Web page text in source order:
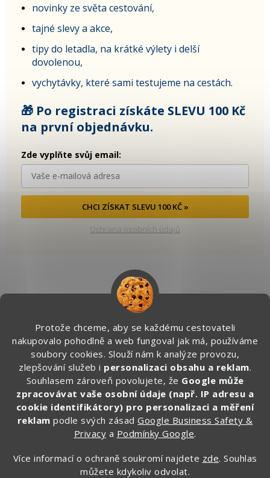
Protože chceme, aby se každému cestovateli
nakupovalo pohodlně a web fungoval jak má, používáme
soubory cookies. Slouží nám k analýze provozu,
zlepšování služeb i personalizaci obsahu a reklam.
Souhlasem zároveň povolujete, že Google může
zpracovávat vaše osobní údaje (např. IP adresu a
cookie identifikátory) pro personalizaci a měření
reklam podle svých zásadGoogle Business Safety &
Privacy a Podmínky Google.
Více informací o ochraně soukromí najdete zde. Souhlas
můžete kdykoliv odvolat.
novinky ze světa cestování,
tajné slevy a akce,
tipy do letadla, na krátké výlety i delší
dovolenou,
vychytávky, které sami testujeme na cestách.
🎁 Po registraci získáte SLEVU 100 Kč
na první objednávku.
Zde vyplňte svůj email:
CHCI ZÍSKAT SLEVU 100 KČ »
Ochrana osobních údajů
info@zapakuj.cz
+420 734 266 587 (PO-PÁ, 9:00 – 17:00)
Zapakuj CZ/SK
zapakuj_czsk
@zapakuj_cz